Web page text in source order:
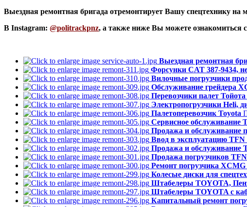
Выездная ремонтная бригада отремонтирует Вашу спецтехнику на
В Instagram: @politrackpnz, а также ниже Вы можете ознакомиться
Выездная ремонтная
Форсунки CAT 387-9434,
Вилочные погрузчики
Обслуживание грейдера
Перевозчики палет Тойота
Электропогрузчики Heli,
Палетоперевозчик Toyota
Сервисное обслуживание
Продажа и обслуживание
Ввод в эксплуатацию TFN
Продажа и обслуживание
Продажа погрузчиков TFN
Ремонт погрузчика XCMG
Колесые диски для
Штабелеры TOYOTA,
Штабелеры TOYOTA с
Капитальный ремонт